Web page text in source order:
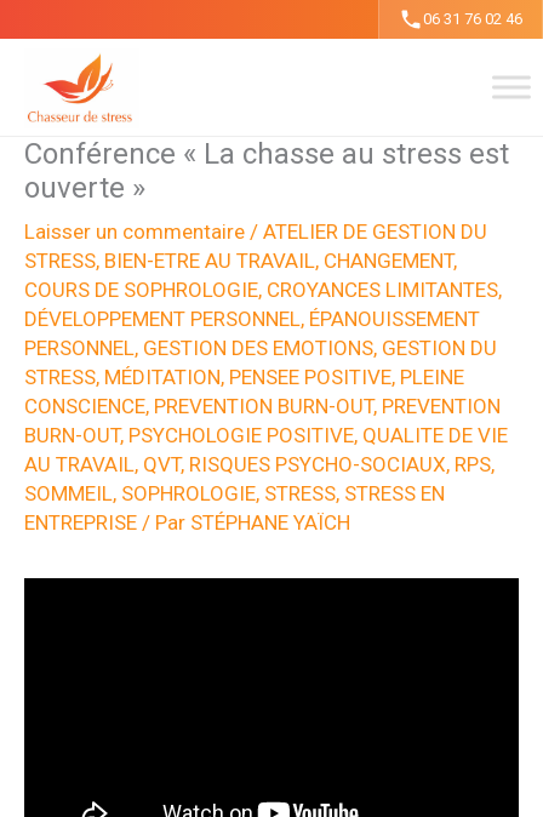
contenu
06 31 76 02 46
Conférence « La chasse au stress est
ouverte »
Laisser un commentaire / ATELIER DE GESTION DU
STRESS, BIEN-ETRE AU TRAVAIL, CHANGEMENT,
COURS DE SOPHROLOGIE, CROYANCES LIMITANTES,
DÉVELOPPEMENT PERSONNEL, ÉPANOUISSEMENT
PERSONNEL, GESTION DES EMOTIONS, GESTION DU
STRESS, MÉDITATION, PENSEE POSITIVE, PLEINE
CONSCIENCE, PREVENTION BURN-OUT, PREVENTION
BURN-OUT, PSYCHOLOGIE POSITIVE, QUALITE DE VIE
AU TRAVAIL, QVT, RISQUES PSYCHO-SOCIAUX, RPS,
SOMMEIL, SOPHROLOGIE, STRESS, STRESS EN
ENTREPRISE / Par STÉPHANE YAÏCH